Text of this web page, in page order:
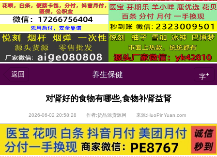
返回 养生保健 字+
对肾好的食物有哪些,食物补肾益肾
2026-06-02 20:58:28 作者:货品源货源网 来源:HuoPinYuan.com